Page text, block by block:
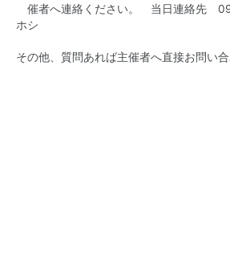
催者へ連絡ください。 当日連絡先
ホシ
その他、質問あれば主催者へ直接お問い合